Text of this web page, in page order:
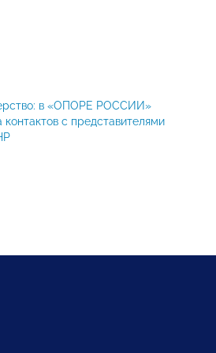
в «ОПОРЕ РОССИИ»
с представителями